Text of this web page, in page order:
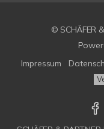
© SCHÄFER
Impressum